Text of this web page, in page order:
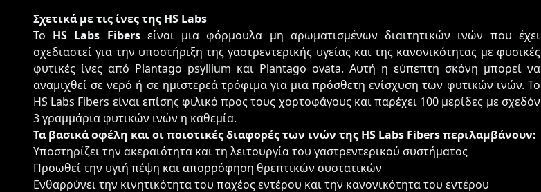
Σχετικά με τις ίνες της HS Labs
Το HS Labs Fibersείναι μια φόρμουλα μη αρωματισμένων διαιτητικών ινών που έχει
σχεδιαστεί για την υποστήριξη της γαστρεντερικής υγείας και της κανονικότητας με φυσικές
φυτικές ίνες από Plantago psyllium και Plantago ovata. Αυτή η εύπεπτη σκόνη μπορεί να
αναμιχθεί σε νερό ή σε ημιστερεά τρόφιμα για μια πρόσθετη ενίσχυση των φυτικών ινών. Το
HS Labs Fibers είναι επίσης φιλικό προς τους χορτοφάγους και παρέχει 100 μερίδες με σχεδόν
3 γραμμάρια φυτικών ινών η καθεμία.
Τα βασικά οφέλη και οι ποιοτικές διαφορές των ινών της HS Labs Fibers περιλαμβάνουν:
Υποστηρίζει την ακεραιότητα και τη λειτουργία του γαστρεντερικού συστήματος
Προωθεί την υγιή πέψη και απορρόφηση θρεπτικών συστατικών
Ενθαρρύνει την κινητικότητα του παχέος εντέρου και την κανονικότητα του εντέρου